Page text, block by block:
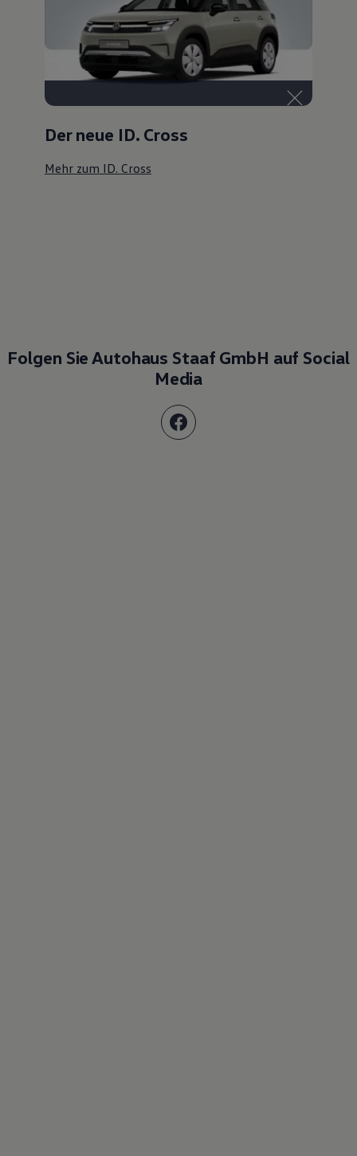
Der neue ID. Cross
Mehr zum ID. Cross
Folgen Sie Autohaus Staaf GmbH auf Social
Media